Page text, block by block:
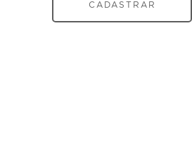
CADASTRAR